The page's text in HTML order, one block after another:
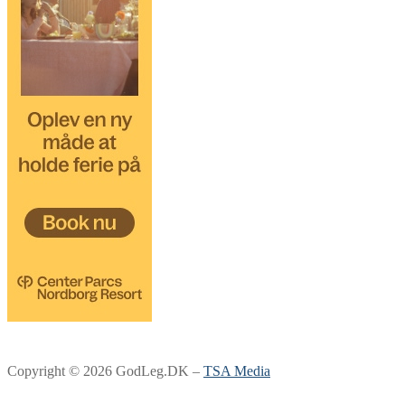
Copyright © 2026 GodLeg.DK – TSA Media